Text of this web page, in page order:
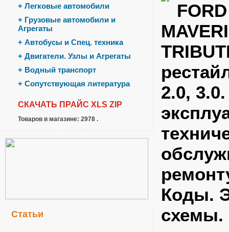
+ Легковые автомобили
+ Грузовые автомобили и
Агрегаты
+ Автобусы и Спец. техника
+ Двигатели. Узлы и Агрегаты
+ Водный транспорт
+ Сопутствующая литература
СКАЧАТЬ ПРАЙС XLS ZIP
Товаров в магазине: 2978 .
Статьи
2.0,
Коды.
схемы.